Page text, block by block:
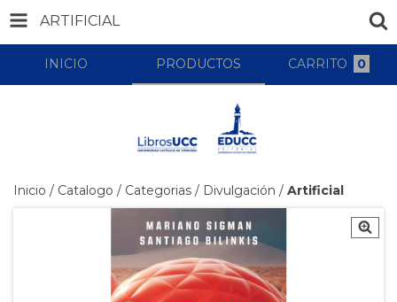
ARTIFICIAL
INICIO PRODUCTOS CARRITO 0
Inicio / Catalogo / Categorias / Divulgación / Artificial